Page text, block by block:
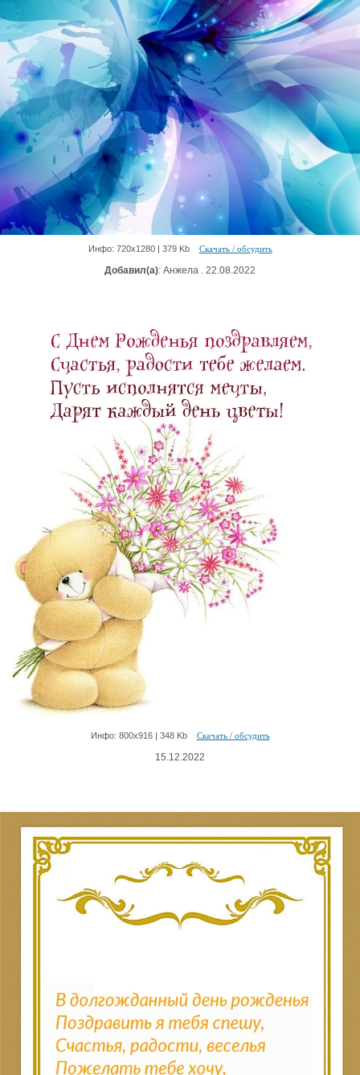
Инфо: 720х1280 | 379 Kb Скачать / обсудить
Добавил(а): Анжела . 22.08.2022
Инфо: 800х916 | 348 Kb Скачать / обсудить
15.12.2022